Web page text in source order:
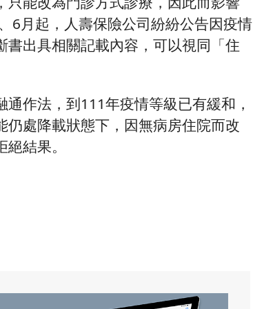
6月起，人壽保險公司紛紛公告因疫情
出具相關記載內容，可以視同「住
作法，到111年疫情等級已有緩和，
處降載狀態下，因無病房住院而改
結果。